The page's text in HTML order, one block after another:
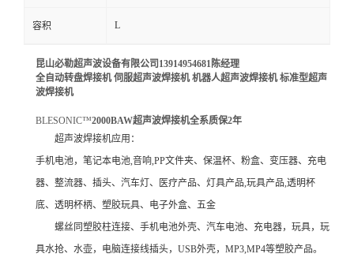
容积 L
昆山必勒超声波设备有限公司 13914954681陈经理
全自动转盘焊接机 伺服超声波焊接机 机器人超声波焊接机 标准型超声
波焊接机
BLESONIC™2000BAW超声波焊接机全系质保2年
超声波焊接机应用：
手机电池，笔记本电池,音响,PP文件夹、保温杯、粉盒、变压器、充电
器、整流器、插头、汽车灯、医疗产品、灯具产品,玩具产品,透明杯
底、透明杯柄、塑胶玩具、电子外盒、五金
螺丝同塑胶柱连接、手机电池外壳、汽车电池、充电器，玩具，玩
具水抢、水壶，电脑连接线插头，USB外壳，MP3,MP4等塑胶产品。